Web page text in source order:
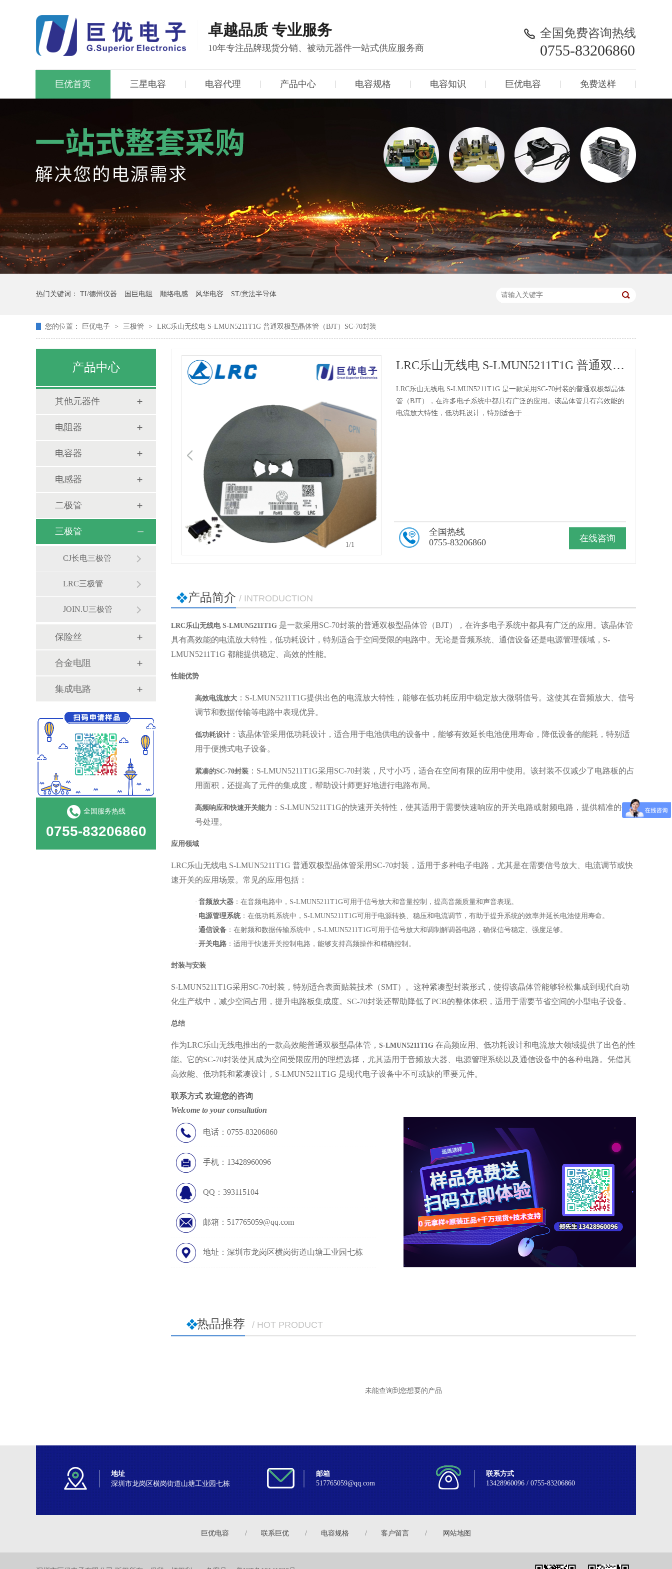
卓越品质 专业服务
10年专注品牌现货分销、被动元器件一站式供应服务商
全国免费咨询热线
0755-83206860
巨优首页 三星电容 电容代理 产品中心 电容规格 电容知识 巨优电容 免费送样
热门关键词： TI/德州仪器 国巨电阻 顺络电感 风华电容 ST/意法半导体
您的位置： 巨优电子 > 三极管 > LRC乐山无线电 S-LMUN5211T1G 普通双极型晶体管（BJT）SC-70封装
产品中心
其他元器件
电阻器
电容器
电感器
二极管
三极管
CJ长电三极管
LRC三极管
JOIN.U三极管
保险丝
合金电阻
集成电路
全国服务热线
0755-83206860
1/1
LRC乐山无线电 S-LMUN5211T1G 普通双极型晶体管（BJT）SC-70封装
LRC乐山无线电 S-LMUN5211T1G 是一款采用SC-70封装的普通双极型晶体
管（BJT），在许多电子系统中都具有广泛的应用。该晶体管具有高效能的
电流放大特性，低功耗设计，特别适合于 ...
在线咨询
全国热线
0755-83206860
产品简介 / INTRODUCTION
LRC乐山无线电 S-LMUN5211T1G 是一款采用 SC-70封装的普通双极型晶体管（BJT），在许多电子系统中都具有广泛的应用。该晶体管
具有高效能的电流放大特性，低功耗设计，特别适合于空间受限的电路中。无论是音频系统、通信设备还是电源管理领域，S-
LMUN5211T1G 都能提供稳定、高效的性能。
性能优势
高效电流放大 ： S-LMUN5211T1G提供出色的电流放大特性，能够在低功耗应用中稳定放大微弱信号。这使其在音频放大、信号
调节和数据传输等电路中表现优异。
低功耗设计 ：该晶体管采用低功耗设计，适合用于电池供电的设备中，能够有效延长电池使用寿命，降低设备的能耗，特别适
用于便携式电子设备。
紧凑的SC-70封装 ： S-LMUN5211T1G采用SC-70封装，尺寸小巧，适合在空间有限的应用中使用。该封装不仅减少了电路板的占
用面积，还提高了元件的集成度，帮助设计师更好地进行电路布局。
高频响应和快速开关能力 ： S-LMUN5211T1G的快速开关特性，使其适用于需要快速响应的开关电路或射频电路，提供精准的信
号处理。
应用领域
LRC乐山无线电 S-LMUN5211T1G 普通双极型晶体管采用SC-70封装，适用于多种电子电路，尤其是在需要信号放大、电流调节或快
速开关的应用场景。常见的应用包括：
· 音频放大器 ：在音频电路中， S-LMUN5211T1G可用于信号放大和音量控制，提高音频质量和声音表现。
· 电源管理系统：在低功耗系统中， S-LMUN5211T1G可用于电源转换、稳压和电流调节，有助于提升系统的效率并延长电池使用寿命。
· 通信设备 ：在射频和数据传输系统中， S-LMUN5211T1G可用于信号放大和调制解调器电路，确保信号稳定、强度足够。
· 开关电路 ：适用于快速开关控制电路，能够支持高频操作和精确控制。
封装与安装
S-LMUN5211T1G采用SC-70封装，特别适合表面贴装技术（SMT）。这种紧凑型封装形式，使得该晶体管能够轻松集成到现代自动
化生产线中，减少空间占用，提升电路板集成度。SC-70封装还帮助降低了PCB的整体体积，适用于需要节省空间的小型电子设备。
总结
作为LRC乐山无线电推出的一款高效能普通双极型晶体管， S-LMUN5211T1G 在高频应用、低功耗设计和电流放大领域提供了出色的性
能。它的SC-70封装使其成为空间受限应用的理想选择，尤其适用于音频放大器、电源管理系统以及通信设备中的各种电路。凭借其
高效能、低功耗和紧凑设计，S-LMUN5211T1G 是现代电子设备中不可或缺的重要元件。
联系方式 欢迎您的咨询
Welcome to your consultation
电话：0755-83206860
手机：13428960096
QQ：393115104
邮箱：517765059@qq.com
地址：深圳市龙岗区横岗街道山塘工业园七栋
热品推荐 / HOT PRODUCT
未能查询到您想要的产品
地址
深圳市龙岗区横岗街道山塘工业园七栋
邮箱
517765059@qq.com
联系方式
13428960096 / 0755-83206860
巨优电容 / 联系巨优 / 电容规格 / 客户留言 / 网站地图